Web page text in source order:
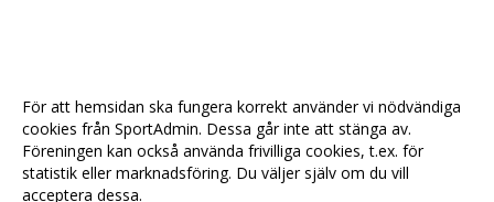
För att hemsidan ska fungera korrekt använder vi nödvändiga
cookies från SportAdmin. Dessa går inte att stänga av.
Föreningen kan också använda frivilliga cookies, t.ex. för
statistik eller marknadsföring. Du väljer själv om du vill
acceptera dessa.